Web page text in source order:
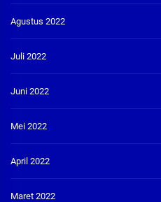
Agustus 2022
Juli 2022
Juni 2022
Mei 2022
April 2022
Maret 2022